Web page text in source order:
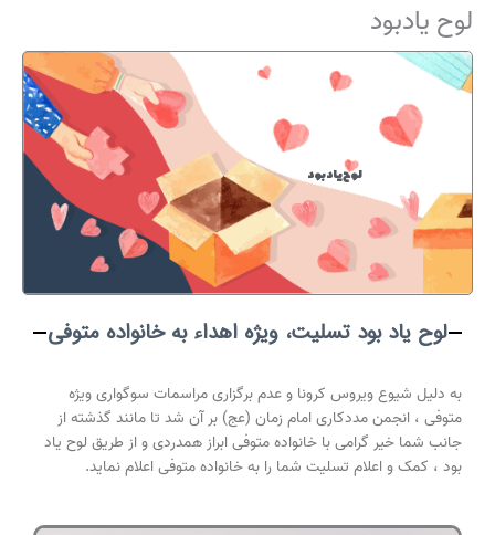
لوح یادبود
لوح یادبود
لوح یاد بود تسلیت، ویژه اهداء به خانواده متوفی
به دلیل شیوع ویروس کرونا و عدم برگزاری مراسمات سوگواری ویژه
متوفی ، انجمن مددکاری امام زمان (عج) بر آن شد تا مانند گذشته از
جانب شما خیر گرامی با خانواده متوفی ابراز همدردی و از طریق لوح یاد
بود ، کمک و اعلام تسلیت شما را به خانواده متوفی اعلام نماید.